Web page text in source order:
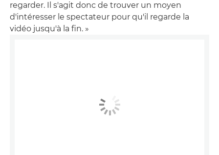
regarder. Il s'agit donc de trouver un moyen
d'intéresser le spectateur pour qu'il regarde la
vidéo jusqu'à la fin. »